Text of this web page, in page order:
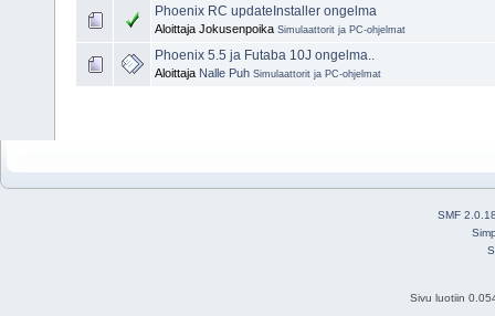
Phoenix RC updateInstaller ongelma
Aloittaja Jokusenpoika Simulaattorit ja PC-ohjelmat
Phoenix 5.5 ja Futaba 10J ongelma..
Aloittaja Nalle Puh Simulaattorit ja PC-ohjelmat
SMF
Sivu luotiin